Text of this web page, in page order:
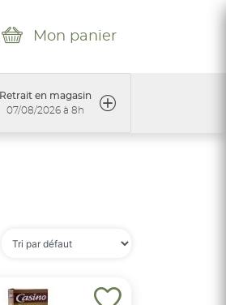
Mon panier
Retrait en magasin
07/08/2026 à 8h